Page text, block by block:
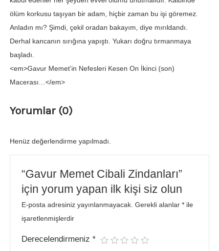
ölüm korkusu taşıyan bir adam, hiçbir zaman bu işi göremez.
Anladın mı? Şimdi, çekil oradan bakayım, diye mırıldandı.
Derhal kancanın sırığına yapıştı. Yukarı doğru tırmanmaya
başladı.
<em>Gavur Memet’in Nefesleri Kesen On İkinci (son)
Macerası…</em>
Yorumlar (0)
Henüz değerlendirme yapılmadı.
“Gavur Memet Cibali Zindanları”
için yorum yapan ilk kişi siz olun
E-posta adresiniz yayınlanmayacak. Gerekli alanlar* ile
işaretlenmişlerdir
Derecelendirmeniz*